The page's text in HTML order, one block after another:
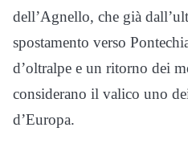
dell’Agnello, che già
spostamento verso
d’oltralpe e un ritorno dei
considerano il valico uno
d’Europa.